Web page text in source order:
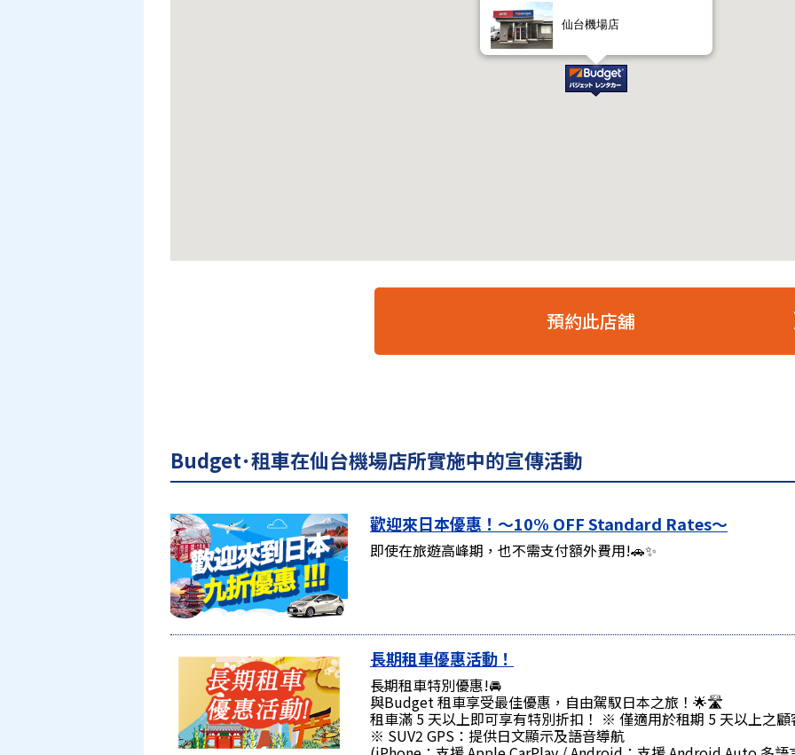
仙台機場店
預約此店舖
Budget･租車在仙台機場店所實施中的宣傳活動
歡迎來日本優惠！～10% OFF Standard Rates～
即使在旅遊高峰期，也不需支付額外費用!🚗✨
長期租車優惠活動！
長期租車特別優惠!🚘
與Budget 租車享受最佳優惠，自由駕馭日本之旅！🌟🛣️
租車滿 5 天以上即可享有特別折扣！ ※ 僅適用於租期 5 天以上之顧
※ SUV2 GPS：提供日文顯示及語音導航